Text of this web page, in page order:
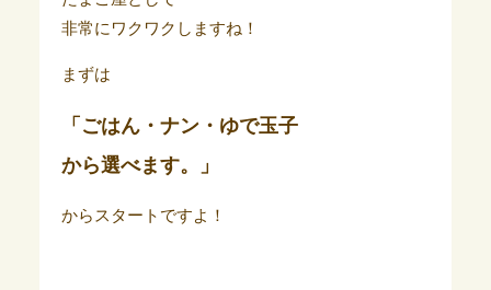
非常にワクワクしますね！
まずは
「ごはん・ナン・ゆで玉子
から選べます。」
からスタートですよ！